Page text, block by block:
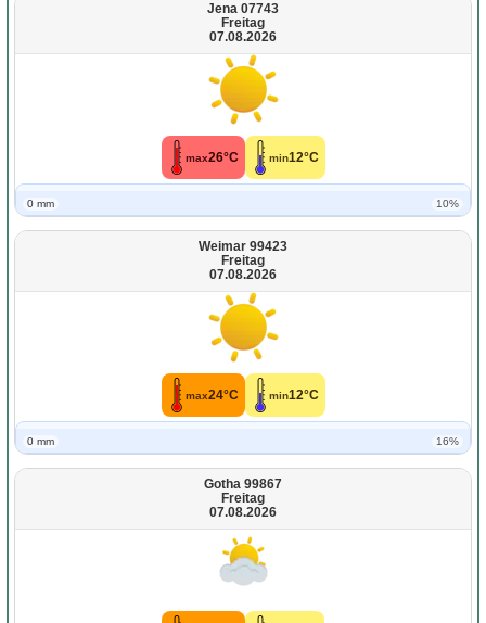
Jena 07743
Freitag
07.08.2026
max26°C min12°C
0 mm 10%
Weimar 99423
Freitag
07.08.2026
max24°C min12°C
0 mm 16%
Gotha 99867
Freitag
07.08.2026